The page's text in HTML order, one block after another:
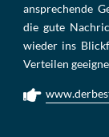
an­sprech­ende
die gu­te
wie­der ins
Ver­tei­len